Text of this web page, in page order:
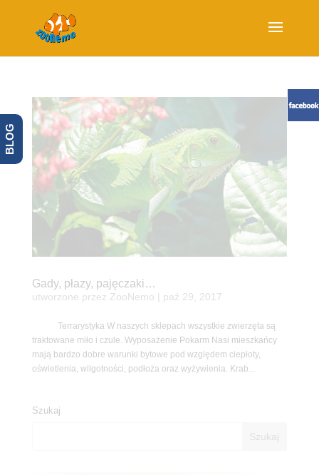
Gady, płazy, pajęczaki…
utworzone przez ZooNemo paź 29, 2017
Terrarystyka W naszych sklepach wszystkie zwierzęta są
traktowane miło i czule. Wyposażenie Pokarm Nasi mieszkańcy
mają bardzo dobre warunki bytowe pod względem ciepłoty,
oświetlenia, wilgotności, podłoża oraz wyżywienia. Krab...
Szukaj
BLOG